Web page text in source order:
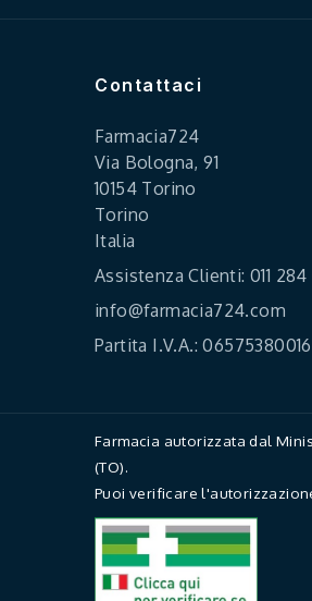
Contattaci
Farmacia724
Via Bologna, 91
10154 Torino
Torino
Italia
Assistenza Clienti: 011
info@farmacia724.com
Partita I.V.A.: 06575380016
Farmacia autorizzata dal
(TO).
Puoi verificare